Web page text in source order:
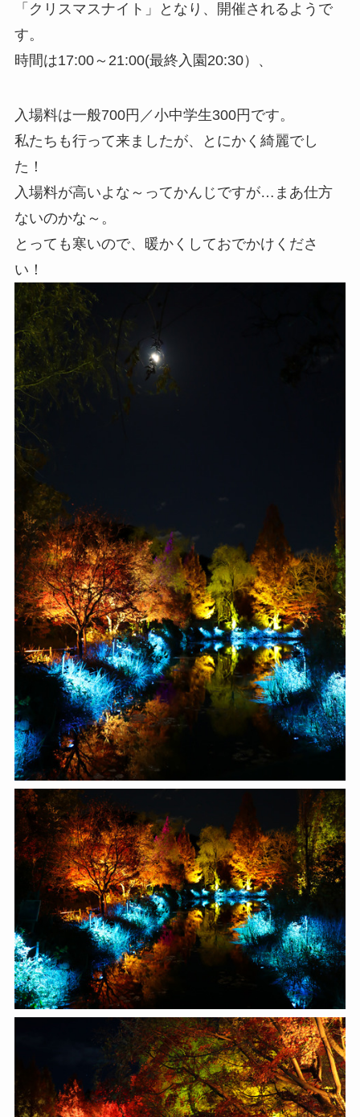
「クリスマスナイト」となり、開催されるようで
す。
時間は17:00～21:00(最終入園20:30）、
入場料は一般700円／小中学生300円です。
私たちも行って来ましたが、とにかく綺麗でし
た！
入場料が高いよな～ってかんじですが…まあ仕方
ないのかな～。
とっても寒いので、暖かくしておでかけくださ
い！